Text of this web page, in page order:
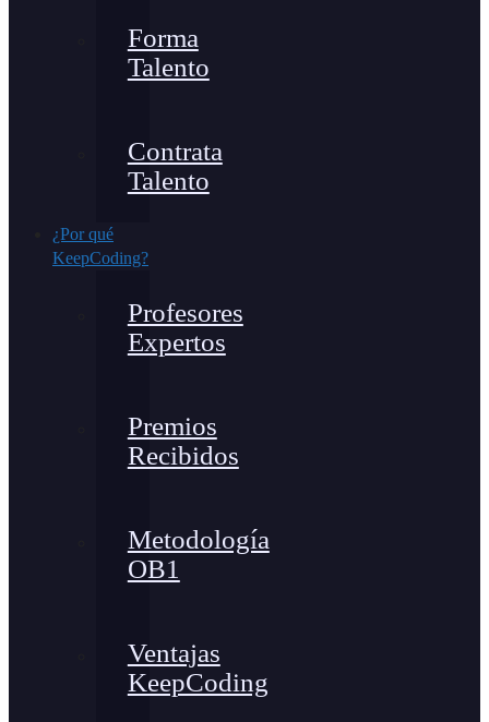
Forma
Talento
Contrata
Talento
¿Por qué
KeepCoding?
Profesores
Expertos
Premios
Recibidos
Metodología
OB1
Ventajas
KeepCoding